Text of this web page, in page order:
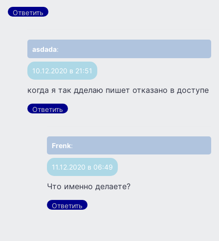
Ответить
asdada:
10.12.2020 в 21:51
когда я так дделаю пишет отказано в доступе
Ответить
Frenk:
11.12.2020 в 06:49
Что именно делаете?
Ответить